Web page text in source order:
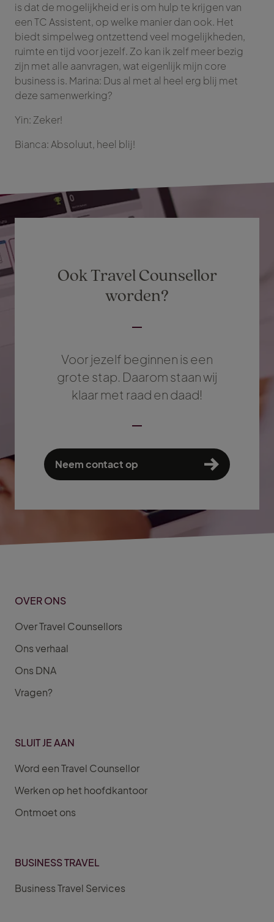
is dat de mogelijkheid er is om hulp te krijgen van
een TC Assistent, op welke manier dan ook. Het
biedt simpelweg ontzettend veel mogelijkheden,
ruimte en tijd voor jezelf. Zo kan ik zelf meer bezig
zijn met alle aanvragen, wat eigenlijk mijn core
business is. Marina: Dus al met al heel erg blij met
deze samenwerking?
Yin: Zeker!
Bianca: Absoluut, heel blij!
Ook Travel Counsellor
worden?
Voor jezelf beginnen is een
grote stap. Daarom staan wij
klaar met raad en daad!
Neem contact op
OVER ONS
Over Travel Counsellors
Ons verhaal
Ons DNA
Vragen?
SLUIT JE AAN
Word een Travel Counsellor
Werken op het hoofdkantoor
Ontmoet ons
BUSINESS TRAVEL
Business Travel Services